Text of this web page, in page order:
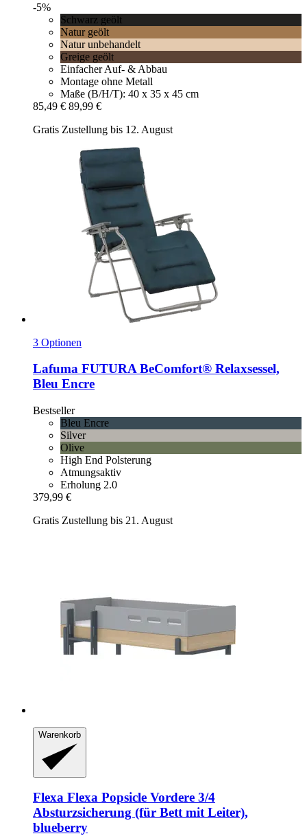
-5%
Schwarz geölt
Natur geölt
Natur unbehandelt
Greige geölt
Einfacher Auf- & Abbau
Montage ohne Metall
Maße (B/H/T): 40 x 35 x 45 cm
85,49 € 89,99 €
Gratis Zustellung bis 12. August
3 Optionen
Lafuma FUTURA BeComfort® Relaxsessel,
Bleu Encre
Bestseller
Bleu Encre
Silver
Olive
High End Polsterung
Atmungsaktiv
Erholung 2.0
379,99 €
Gratis Zustellung bis 21. August
Warenkorb
Flexa Flexa Popsicle Vordere 3/4
Absturzsicherung (für Bett mit Leiter),
blueberry